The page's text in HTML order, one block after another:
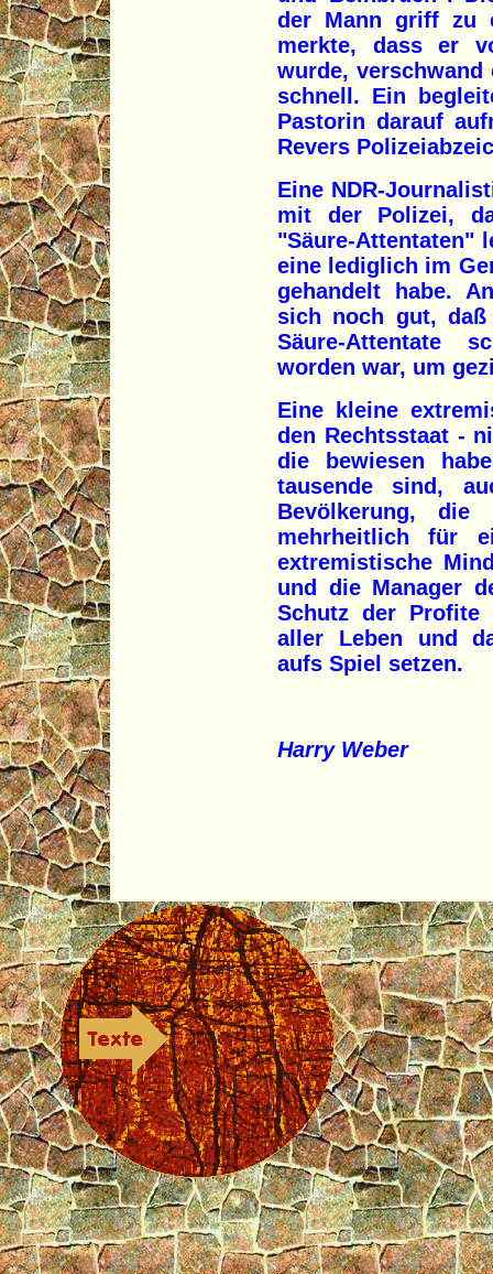
der Mann griff zu
merkte, dass er
wurde,
schnell. Ein
Pastorin darauf
Revers
Eine NDR-
mit der Polizei,
"Säure-Attentaten"
eine lediglich im
gehandelt habe.
sich noch gut, daß
Säure-Attentate
worden war, um
Eine kleine
den Rechtsstaat -
die bewiesen
tausende sind,
Bevölkerung,
mehrheitlich für
extremistische
und die Manager
Schutz der Profite
aller Leben und
aufs Spiel setzen.
Harry Weber